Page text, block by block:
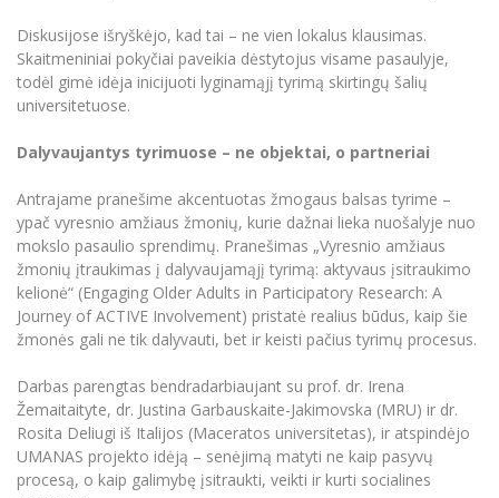
Profesinė sąjunga
Kontaktų paieška
Diskusijose išryškėjo, kad tai – ne vien lokalus klausimas.
Skaitmeniniai pokyčiai paveikia dėstytojus visame pasaulyje,
todėl gimė idėja inicijuoti lyginamąjį tyrimą skirtingų šalių
universitetuose.
Dalyvaujantys tyrimuose – ne objektai, o partneriai
Antrajame pranešime akcentuotas žmogaus balsas tyrime –
ypač vyresnio amžiaus žmonių, kurie dažnai lieka nuošalyje nuo
mokslo pasaulio sprendimų. Pranešimas „Vyresnio amžiaus
žmonių įtraukimas į dalyvaujamąjį tyrimą: aktyvaus įsitraukimo
kelionė“ (Engaging Older Adults in Participatory Research: A
Journey of ACTIVE Involvement) pristatė realius būdus, kaip šie
žmonės gali ne tik dalyvauti, bet ir keisti pačius tyrimų procesus.
Darbas parengtas bendradarbiaujant su prof. dr. Irena
Žemaitaityte, dr. Justina Garbauskaite-Jakimovska (MRU) ir dr.
Rosita Deliugi iš Italijos (Maceratos universitetas), ir atspindėjo
UMANAS projekto idėją – senėjimą matyti ne kaip pasyvų
procesą, o kaip galimybę įsitraukti, veikti ir kurti socialines